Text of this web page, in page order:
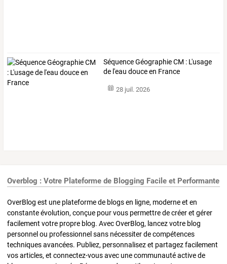
Séquence Géographie CM : L'usage
de l'eau douce en France
28 juil. 2026
Overblog : Votre Plateforme de Blogging Facile et Performante
OverBlog est une plateforme de blogs en ligne, moderne et en
constante évolution, conçue pour vous permettre de créer et gérer
facilement votre propre blog. Avec OverBlog, lancez votre blog
personnel ou professionnel sans nécessiter de compétences
techniques avancées. Publiez, personnalisez et partagez facilement
vos articles, et connectez-vous avec une communauté active de